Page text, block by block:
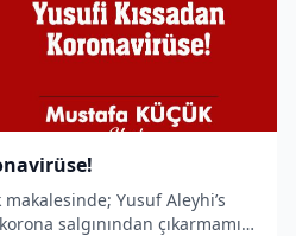
Yusuf Aleyhi’s
salgınından çıkarmamız